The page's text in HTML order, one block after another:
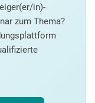
in)-
zum Thema?